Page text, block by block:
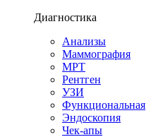
Диагностика
Анализы
Маммография
МРТ
Рентген
УЗИ
Функциональная
Эндоскопия
Чек-апы